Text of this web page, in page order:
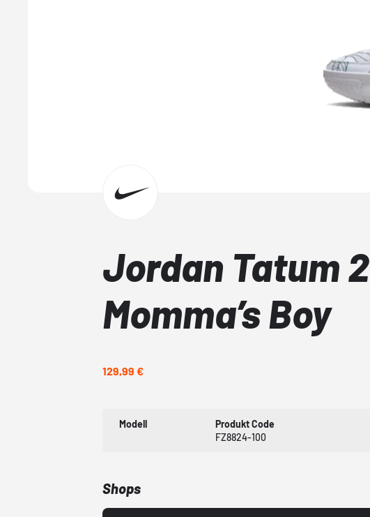
Jordan Tatum 2
Momma’s Boy
129,99 €
Modell
Produkt Code
FZ8824-100
Shops